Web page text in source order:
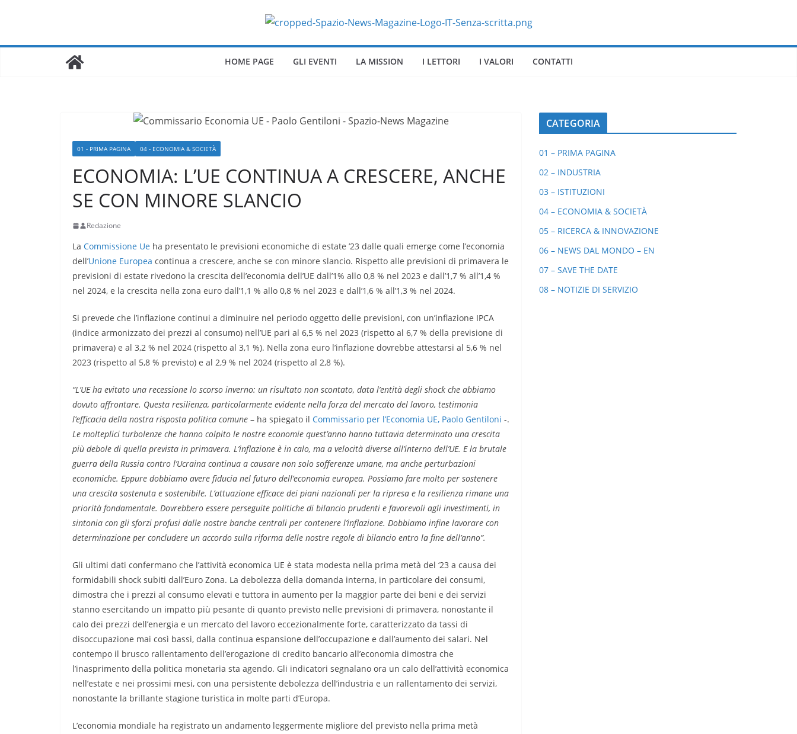
HOME PAGE GLI EVENTI LA MISSION I LETTORI I VALORI CONTATTI
01 - PRIMA PAGINA 04 - ECONOMIA & SOCIETÀ
ECONOMIA: L’UE CONTINUA A CRESCERE, ANCHE
SE CON MINORE SLANCIO
Redazione
La Commissione Ue ha presentato le previsioni economiche di estate ’23 dalle quali emerge come l’economia
dell’Unione Europea continua a crescere, anche se con minore slancio. Rispetto alle previsioni di primavera le
previsioni di estate rivedono la crescita dell’economia dell’UE dall’1% allo 0,8 % nel 2023 e dall’1,7 % all’1,4 %
nel 2024, e la crescita nella zona euro dall’1,1 % allo 0,8 % nel 2023 e dall’1,6 % all’1,3 % nel 2024.
Si prevede che l’inflazione continui a diminuire nel periodo oggetto delle previsioni, con un’inflazione IPCA
(indice armonizzato dei prezzi al consumo) nell’UE pari al 6,5 % nel 2023 (rispetto al 6,7 % della previsione di
primavera) e al 3,2 % nel 2024 (rispetto al 3,1 %). Nella zona euro l’inflazione dovrebbe attestarsi al 5,6 % nel
2023 (rispetto al 5,8 % previsto) e al 2,9 % nel 2024 (rispetto al 2,8 %).
“L’UE ha evitato una recessione lo scorso inverno: un risultato non scontato, data l’entità degli shock che abbiamo
dovuto affrontare. Questa resilienza, particolarmente evidente nella forza del mercato del lavoro, testimonia
l’efficacia della nostra risposta politica comune – ha spiegato il Commissario per l’Economia UE, Paolo Gentiloni -.
Le molteplici turbolenze che hanno colpito le nostre economie quest’anno hanno tuttavia determinato una crescita
più debole di quella prevista in primavera. L’inflazione è in calo, ma a velocità diverse all’interno dell’UE. E la brutale
guerra della Russia contro l’Ucraina continua a causare non solo sofferenze umane, ma anche perturbazioni
economiche. Eppure dobbiamo avere fiducia nel futuro dell’economia europea. Possiamo fare molto per sostenere
una crescita sostenuta e sostenibile. L’attuazione efficace dei piani nazionali per la ripresa e la resilienza rimane una
priorità fondamentale. Dovrebbero essere perseguite politiche di bilancio prudenti e favorevoli agli investimenti, in
sintonia con gli sforzi profusi dalle nostre banche centrali per contenere l’inflazione. Dobbiamo infine lavorare con
determinazione per concludere un accordo sulla riforma delle nostre regole di bilancio entro la fine dell’anno”.
Gli ultimi dati confermano che l’attività economica UE è stata modesta nella prima metà del ‘23 a causa dei
formidabili shock subiti dall’Euro Zona. La debolezza della domanda interna, in particolare dei consumi,
dimostra che i prezzi al consumo elevati e tuttora in aumento per la maggior parte dei beni e dei servizi
stanno esercitando un impatto più pesante di quanto previsto nelle previsioni di primavera, nonostante il
calo dei prezzi dell’energia e un mercato del lavoro eccezionalmente forte, caratterizzato da tassi di
disoccupazione mai così bassi, dalla continua espansione dell’occupazione e dall’aumento dei salari. Nel
contempo il brusco rallentamento dell’erogazione di credito bancario all’economia dimostra che
l’inasprimento della politica monetaria sta agendo. Gli indicatori segnalano ora un calo dell’attività economica
nell’estate e nei prossimi mesi, con una persistente debolezza dell’industria e un rallentamento dei servizi,
nonostante la brillante stagione turistica in molte parti d’Europa.
L’economia mondiale ha registrato un andamento leggermente migliore del previsto nella prima metà
CATEGORIA
01 – PRIMA PAGINA
02 – INDUSTRIA
03 – ISTITUZIONI
04 – ECONOMIA & SOCIETÀ
05 – RICERCA & INNOVAZIONE
06 – NEWS DAL MONDO – EN
07 – SAVE THE DATE
08 – NOTIZIE DI SERVIZIO